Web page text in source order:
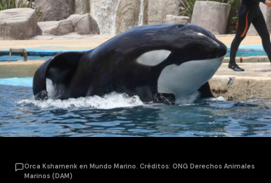
Orca Kshamenk en Mundo Marino. Créditos: ONG Derechos Animales
Marinos (DAM)